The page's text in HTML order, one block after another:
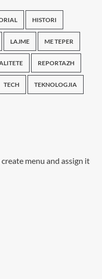
HISTORI
LAJME ME TEPER
REPORTAZH
TECH TEKNOLOGJIA
menu and assign it